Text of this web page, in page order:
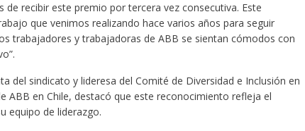
recibir este premio por tercera vez consecutiva. Este
que venimos realizando hace varios años para seguir
trabajadores y trabajadoras de ABB se sientan cómodos con
del sindicato y lideresa del Comité de Diversidad e Inclusión en
ABB en Chile, destacó que este reconocimiento refleja el
equipo de liderazgo.